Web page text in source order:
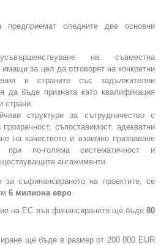
предприемат следните две основни
на съвместна
за цел да отговорят на конкретни
в страните със задължителни
да бъде призната като квалификация
страни.
структури за сътрудничество с
съпоставимост, адекватни
на качеството и взаимно признаване
при по-голяма систематичност и
ангажименти.
съфинансирането на проектите, се
6 милиона евро
на ЕС във финансирането ще бъде 80
ще бъде в размер от 200 000 ЕUR